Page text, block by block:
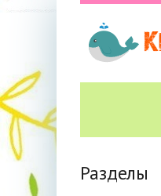
Разделы